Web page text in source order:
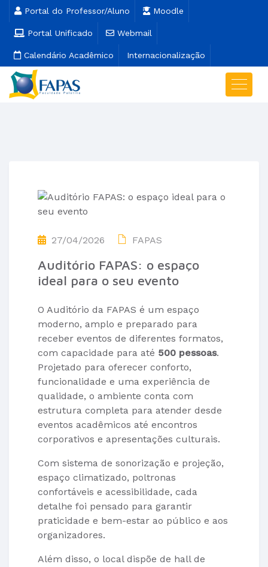
Portal do Professor/Aluno Moodle
Portal Unificado Webmail
Calendário Acadêmico Internacionalização
27/04/2026 FAPAS
Auditório FAPAS: o espaço
ideal para o seu evento
O Auditório da FAPAS é um espaço
moderno, amplo e preparado para
receber eventos de diferentes formatos,
com capacidade para até 500 pessoas.
Projetado para oferecer conforto,
funcionalidade e uma experiência de
qualidade, o ambiente conta com
estrutura completa para atender desde
eventos acadêmicos até encontros
corporativos e apresentações culturais.
Com sistema de sonorização e projeção,
espaço climatizado, poltronas
confortáveis e acessibilidade, cada
detalhe foi pensado para garantir
praticidade e bem-estar ao público e aos
organizadores.
Além disso, o local dispõe de hall de